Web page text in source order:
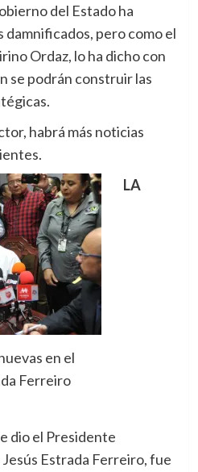
del Estado ha
damnificados, pero como el
Ordaz, lo ha dicho con
se podrán construir las
habrá más noticias
en el
Ferreiro
LA
dio el Presidente
Estrada Ferreiro, fue